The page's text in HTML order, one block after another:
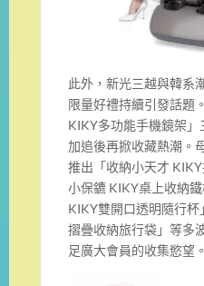
此外，新光三越與韓系
限量好禮持續引發話題
KIKY多功能手機鏡架
加追後再掀收藏熱潮。
推出「收納小天才
小保鑣 KIKY桌上收納
KIKY雙開口透明隨行
摺疊收納旅行袋」等多
足廣大會員的收集慾望。